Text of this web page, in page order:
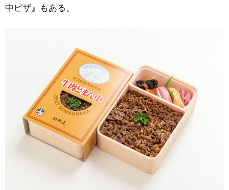
中ピザ』もある。